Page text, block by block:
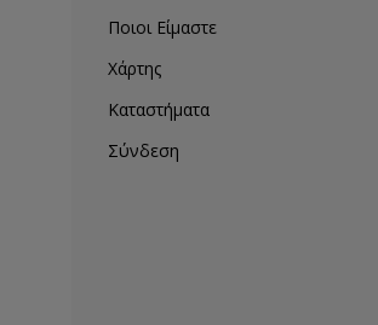
Ποιοι Είμαστε
Χάρτης
Καταστήματα
Σύνδεση